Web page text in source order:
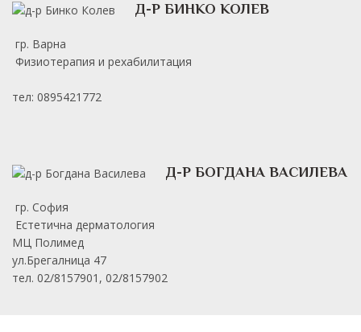
Д-Р БИНКО КОЛЕВ
гр. Варна
Физиотерапия и рехабилитация
тел: 0895421772
Д-Р БОГДАНА ВАСИЛЕВА
гр. София
Естетична дерматология
МЦ Полимед
ул.Брегалница 47
тел. 02/8157901, 02/8157902